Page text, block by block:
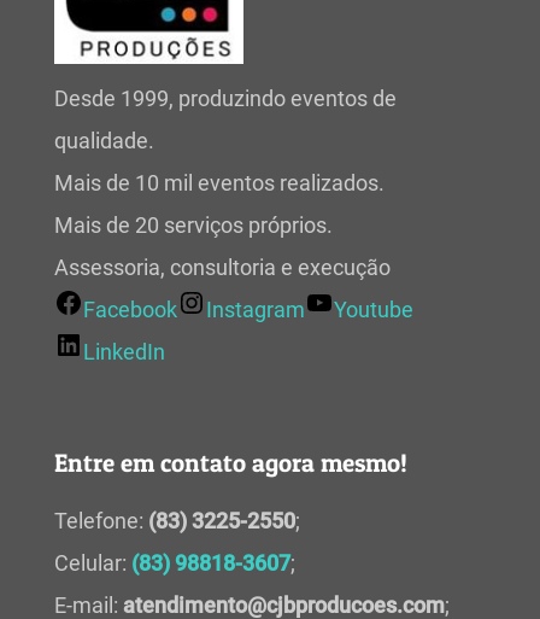
Desde 1999, produzindo eventos de
qualidade.
Mais de 10 mil eventos realizados.
Mais de 20 serviços próprios.
Assessoria, consultoria e execução
Facebook
Instagram
Youtube
LinkedIn
Entre em contato agora mesmo!
Telefone: (83) 3225-2550;
Celular: (83) 98818-3607;
E-mail: atendimento@cjbproducoes.com;